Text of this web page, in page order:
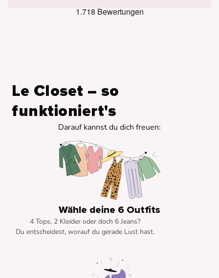
Le Closet – so
funktioniert's
Darauf kannst du dich freuen:
Wähle deine 6 Outfits
4 Tops, 2 Kleider oder doch 6 Jeans?
Du entscheidest, worauf du gerade Lust hast.